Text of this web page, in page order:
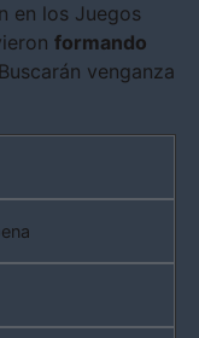
en los Juegos
formando
venganza